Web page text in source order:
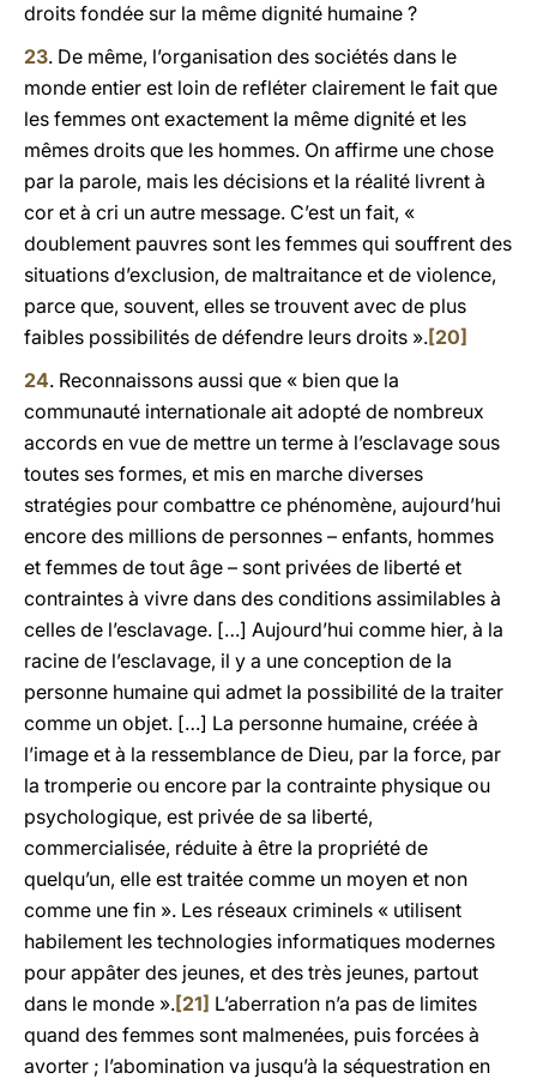
droits fondée sur la même dignité humaine ?
23. De même, l’organisation des sociétés dans le
monde entier est loin de refléter clairement le fait que
les femmes ont exactement la même dignité et les
mêmes droits que les hommes. On affirme une chose
par la parole, mais les décisions et la réalité livrent à
cor et à cri un autre message. C’est un fait, «
doublement pauvres sont les femmes qui souffrent des
situations d’exclusion, de maltraitance et de violence,
parce que, souvent, elles se trouvent avec de plus
faibles possibilités de défendre leurs droits ».[20]
24. Reconnaissons aussi que « bien que la
communauté internationale ait adopté de nombreux
accords en vue de mettre un terme à l’esclavage sous
toutes ses formes, et mis en marche diverses
stratégies pour combattre ce phénomène, aujourd’hui
encore des millions de personnes – enfants, hommes
et femmes de tout âge – sont privées de liberté et
contraintes à vivre dans des conditions assimilables à
celles de l’esclavage. […] Aujourd’hui comme hier, à la
racine de l’esclavage, il y a une conception de la
personne humaine qui admet la possibilité de la traiter
comme un objet. […] La personne humaine, créée à
l’image et à la ressemblance de Dieu, par la force, par
la tromperie ou encore par la contrainte physique ou
psychologique, est privée de sa liberté,
commercialisée, réduite à être la propriété de
quelqu’un, elle est traitée comme un moyen et non
comme une fin ». Les réseaux criminels « utilisent
habilement les technologies informatiques modernes
pour appâter des jeunes, et des très jeunes, partout
dans le monde ».[21] L’aberration n’a pas de limites
quand des femmes sont malmenées, puis forcées à
avorter ; l’abomination va jusqu’à la séquestration en